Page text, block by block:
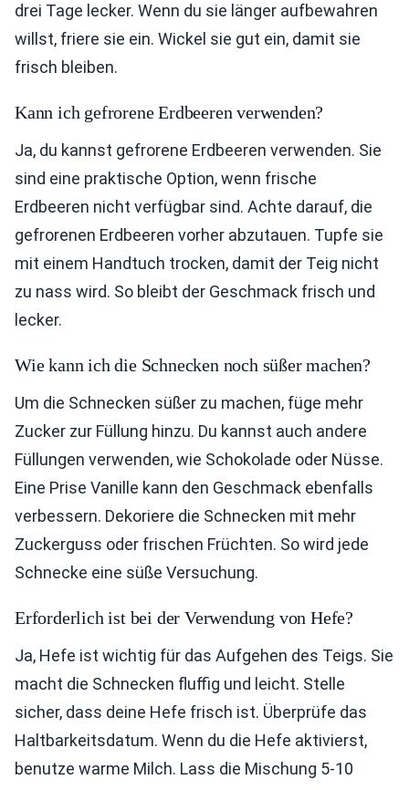
drei Tage lecker. Wenn du sie länger aufbewahren
willst, friere sie ein. Wickel sie gut ein, damit sie
frisch bleiben.
Kann ich gefrorene Erdbeeren verwenden?
Ja, du kannst gefrorene Erdbeeren verwenden. Sie
sind eine praktische Option, wenn frische
Erdbeeren nicht verfügbar sind. Achte darauf, die
gefrorenen Erdbeeren vorher abzutauen. Tupfe sie
mit einem Handtuch trocken, damit der Teig nicht
zu nass wird. So bleibt der Geschmack frisch und
lecker.
Wie kann ich die Schnecken noch süßer machen?
Um die Schnecken süßer zu machen, füge mehr
Zucker zur Füllung hinzu. Du kannst auch andere
Füllungen verwenden, wie Schokolade oder Nüsse.
Eine Prise Vanille kann den Geschmack ebenfalls
verbessern. Dekoriere die Schnecken mit mehr
Zuckerguss oder frischen Früchten. So wird jede
Schnecke eine süße Versuchung.
Erforderlich ist bei der Verwendung von Hefe?
Ja, Hefe ist wichtig für das Aufgehen des Teigs. Sie
macht die Schnecken fluffig und leicht. Stelle
sicher, dass deine Hefe frisch ist. Überprüfe das
Haltbarkeitsdatum. Wenn du die Hefe aktivierst,
benutze warme Milch. Lass die Mischung 5-10